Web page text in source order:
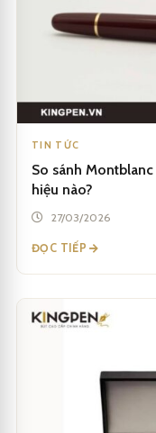
TIN TỨC
So sánh
hiệu nào?
27/03/2026
ĐỌC TIẾP